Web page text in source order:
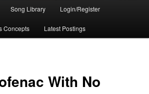
Song Library Login/Register
Concepts Latest Postings
With No